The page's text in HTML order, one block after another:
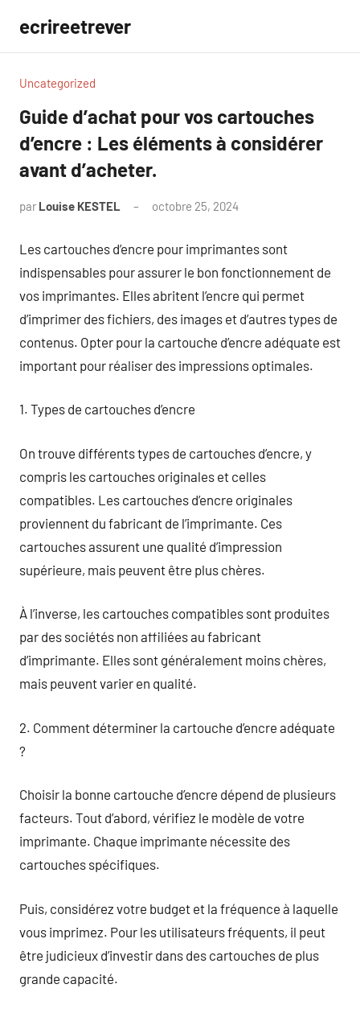
contenu
ecrireetrever
Uncategorized
Guide d’achat pour vos cartouches
d’encre : Les éléments à considérer
avant d’acheter.
par Louise KESTEL octobre 25, 2024
Les cartouches d’encre pour imprimantes sont
indispensables pour assurer le bon fonctionnement de
vos imprimantes. Elles abritent l’encre qui permet
d’imprimer des fichiers, des images et d’autres types de
contenus. Opter pour la cartouche d’encre adéquate est
important pour réaliser des impressions optimales.
1. Types de cartouches d’encre
On trouve différents types de cartouches d’encre, y
compris les cartouches originales et celles
compatibles. Les cartouches d’encre originales
proviennent du fabricant de l’imprimante. Ces
cartouches assurent une qualité d’impression
supérieure, mais peuvent être plus chères.
À l’inverse, les cartouches compatibles sont produites
par des sociétés non affiliées au fabricant
d’imprimante. Elles sont généralement moins chères,
mais peuvent varier en qualité.
2. Comment déterminer la cartouche d’encre adéquate
?
Choisir la bonne cartouche d’encre dépend de plusieurs
facteurs. Tout d’abord, vérifiez le modèle de votre
imprimante. Chaque imprimante nécessite des
cartouches spécifiques.
Puis, considérez votre budget et la fréquence à laquelle
vous imprimez. Pour les utilisateurs fréquents, il peut
être judicieux d’investir dans des cartouches de plus
grande capacité.